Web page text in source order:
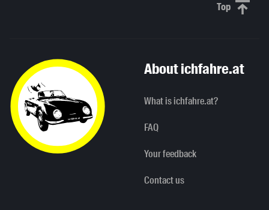
Top Scroll
About ichfahre.at
What is ichfahre.at?
FAQ
Your feedback
Contact us